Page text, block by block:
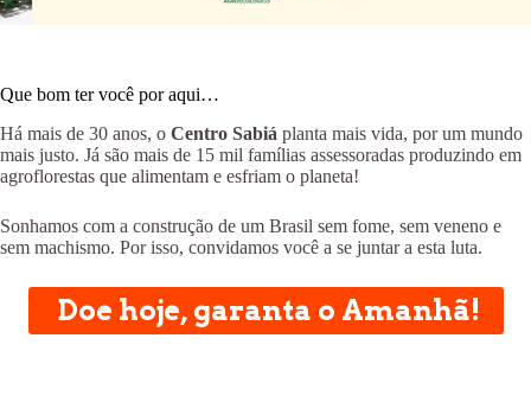
Que bom ter você por aqui…
Há mais de 30 anos, o Centro Sabiá planta mais vida, por um mundo
mais justo. Já são mais de 15 mil famílias assessoradas produzindo em
agroflorestas que alimentam e esfriam o planeta!
Sonhamos com a construção de um Brasil sem fome, sem veneno e
sem machismo. Por isso, convidamos você a se juntar a esta luta.
Doe hoje, garanta o Amanhã!